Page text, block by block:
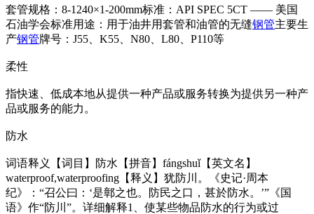
套管规格：8-1240×1-200mm标准：API SPEC 5CT —— 美国
石油学会标准用途：用于油井用套管和油管的无缝钢管主要生
产钢管牌号：J55、K55、N80、L80、P110等
柔性
指快速、低成本地从提供一种产品或服务转换为提供另一种产
品或服务的能力。
防水
词语释义【词目】防水【拼音】fángshuǐ【英文名】
waterproof,waterproofing【释义】犹防川。《史记·周本
纪》：“召公曰：‘是鄣之也。防民之口，甚於防水。’”《国
语》作“防川”。详细解释1、使某些物品防水的行为或过